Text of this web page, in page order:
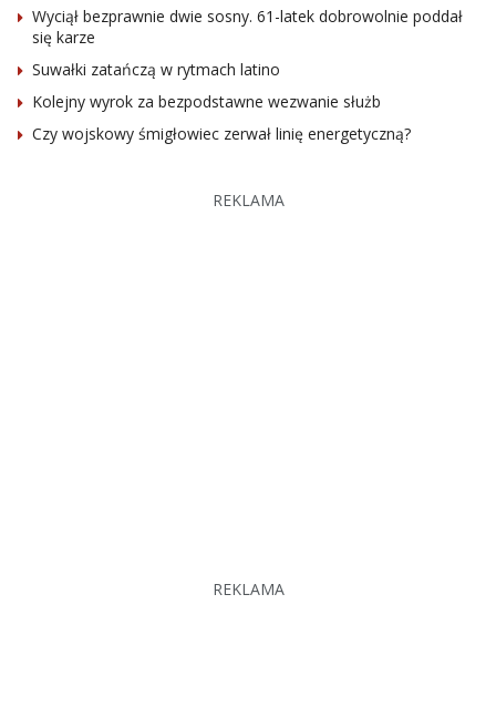
Wyciął bezprawnie dwie sosny. 61-latek dobrowolnie poddał
się karze
Suwałki zatańczą w rytmach latino
Kolejny wyrok za bezpodstawne wezwanie służb
Czy wojskowy śmigłowiec zerwał linię energetyczną?
REKLAMA
REKLAMA